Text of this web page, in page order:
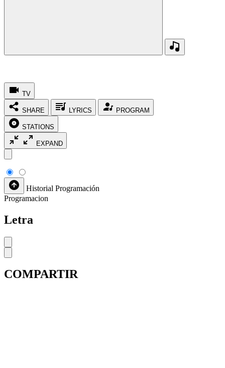
TV
SHARE LYRICS PROGRAM
STATIONS
EXPAND
Historial Programación
Programacion
Letra
COMPARTIR